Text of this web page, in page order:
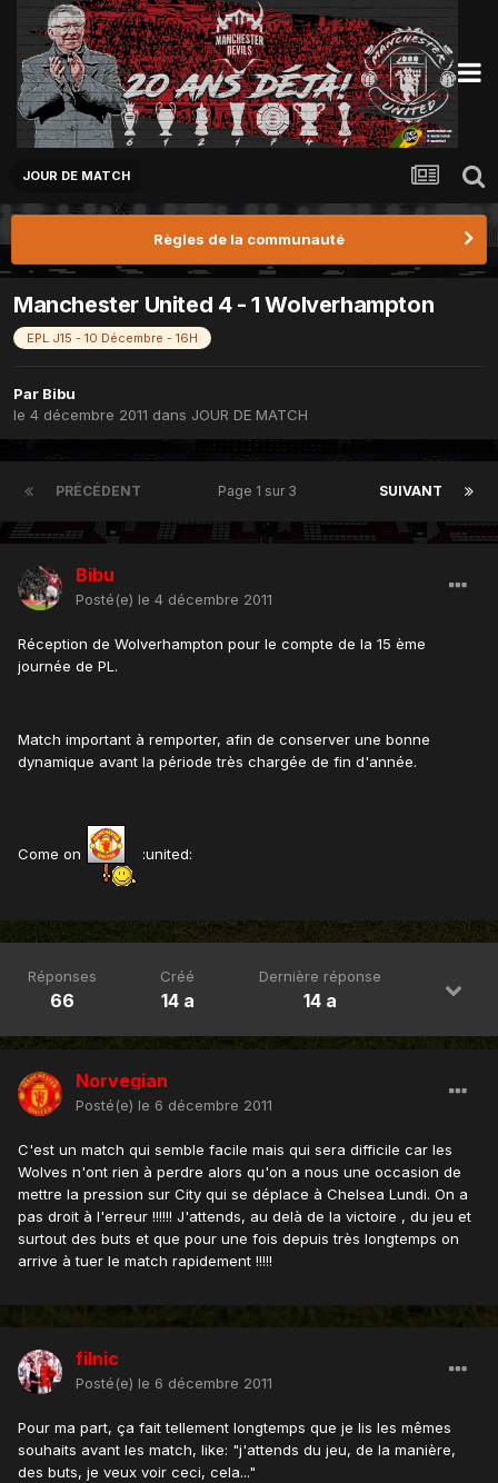
JOUR DE MATCH
Règles de la communauté
Manchester United 4 - 1 Wolverhampton
EPL J15 - 10 Décembre - 16H
Par Bibu
le 4 décembre 2011 dans JOUR DE MATCH
PRÉCÉDENT SUIVANT
Page 1 sur 3
Bibu
Posté(e) le 4 décembre 2011
Réception de Wolverhampton pour le compte de la 15 ème
journée de PL.
Match important à remporter, afin de conserver une bonne
dynamique avant la période très chargée de fin d'année.
Come on :united:
Réponses
66
Créé
14 a
Dernière réponse
14 a
Norvegian
Posté(e) le 6 décembre 2011
C'est un match qui semble facile mais qui sera difficile car les
Wolves n'ont rien à perdre alors qu'on a nous une occasion de
mettre la pression sur City qui se déplace à Chelsea Lundi. On a
pas droit à l'erreur !!!!!! J'attends, au delà de la victoire , du jeu et
surtout des buts et que pour une fois depuis très longtemps on
arrive à tuer le match rapidement !!!!!
filnic
Posté(e) le 6 décembre 2011
Pour ma part, ça fait tellement longtemps que je lis les mêmes
souhaits avant les match, like: "j'attends du jeu, de la manière,
des buts, je veux voir ceci, cela..."